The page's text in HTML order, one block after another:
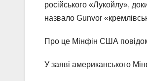
російського «Лукойлу»,
назвало Gunvor
Про це Мінфін США
У заяві американського